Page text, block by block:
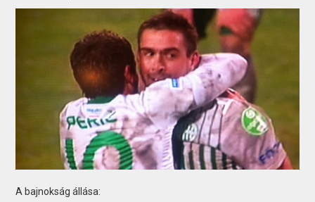
A bajnokság állása: